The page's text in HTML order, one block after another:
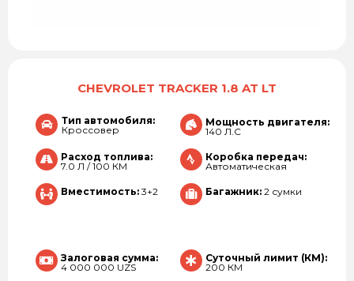
CHEVROLET TRACKER 1.8 AT LT
Тип автомобиля:
Кроссовер
Мощность двигателя:
140 Л.С
Расход топлива:
7.0 Л / 100 КМ
Коробка передач:
Автоматическая
Вместимость: 3+2 Багажник: 2 сумки
Залоговая сумма:
4 000 000 UZS
Суточный лимит (КМ):
200 КМ